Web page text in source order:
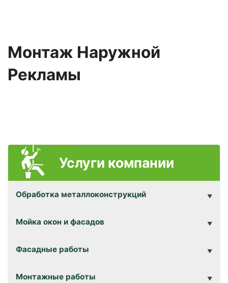
Монтаж Наружной
Рекламы
Услуги компании
Обработка металлоконструкций
Мойка окон и фасадов
Фасадные работы
Монтажные работы